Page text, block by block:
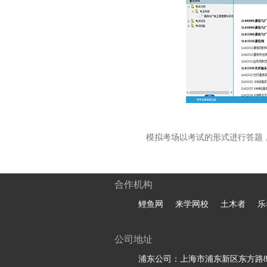
模拟考场以考试的形式进行答题
合作机构
鲤鱼网 来学网校 土木者
公司地址
浦东公司：上海市浦东新区东方路